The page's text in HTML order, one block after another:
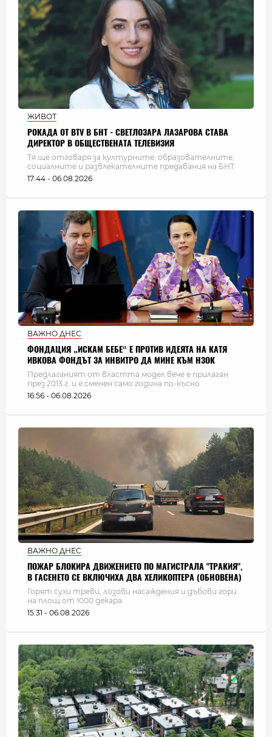
ЖИВОТ
РОКАДА ОТ BTV В БНТ - СВЕТЛОЗАРА ЛАЗАРОВА СТАВА
ДИРЕКТОР В ОБЩЕСТВЕНАТА ТЕЛЕВИЗИЯ
Тя ще отговаря за културните, образователните,
социалните и развлекателните предавания на БНТ
17:44 - 06.08.2026
ВАЖНО ДНЕС
ФОНДАЦИЯ „ИСКАМ БЕБЕ“ Е ПРОТИВ ИДЕЯТА НА КАТЯ
ИВКОВА ФОНДЪТ ЗА ИНВИТРО ДА МИНЕ КЪМ НЗОК
Предлаганият от властта модел вече е прилаган
през 2013 г. и е сменен само година по-късно
16:56 - 06.08.2026
ВАЖНО ДНЕС
ПОЖАР БЛОКИРА ДВИЖЕНИЕТО ПО МАГИСТРАЛА "ТРАКИЯ",
В ГАСЕНЕТО СЕ ВКЛЮЧИХА ДВА ХЕЛИКОПТЕРА (ОБНОВЕНА)
Горят сухи треви, лозови насаждения и дъбови гори
на площ от 1000 декара
15:31 - 06.08.2026